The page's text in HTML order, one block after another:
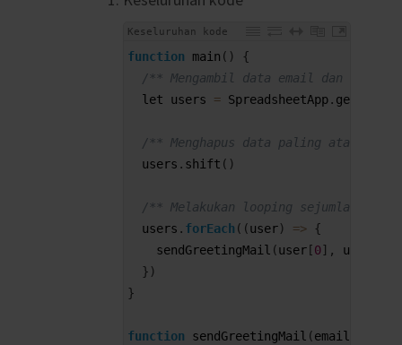
Keseluruhan kode
function main ( )
{
/** Mengambil data email dan
let users = SpreadsheetApp. getActive
/** Menghapus data paling atas
users . shift ( )
/** Melakukan looping sejumlah
users . forEach ( (user) =>
{
sendGreetingMail (user[0] , user
} )
}
function sendGreetingMail (email